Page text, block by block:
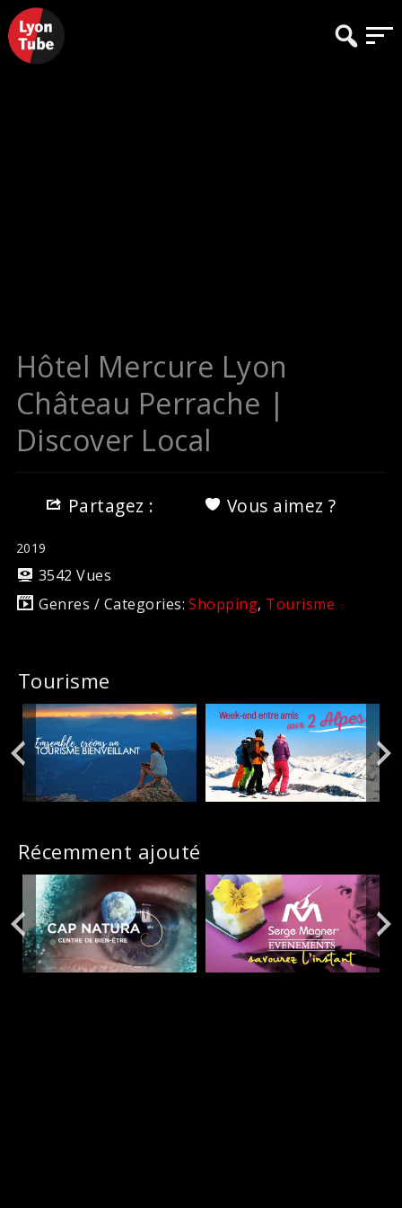
Hôtel Mercure Lyon
Château Perrache |
Discover Local
Partagez : Vous aimez ?
2019
3542 Vues
Genres / Categories:Shopping, Tourisme
Tourisme
Récemment ajouté